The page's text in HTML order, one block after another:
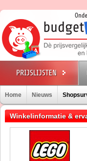
Home Nieuws
Winkelinformatie &